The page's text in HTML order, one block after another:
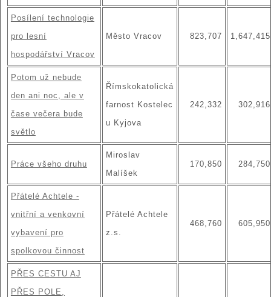
Posílení technologie
pro lesní
hospodářství Vracov
Město Vracov 823,707 1,647,415
Potom už nebude
den ani noc, ale v
čase večera bude
světlo
Římskokatolická
farnost Kostelec
u Kyjova
242,332 302,916
Práce všeho druhu
Miroslav
Malíšek
170,850 284,750
Přátelé Achtele -
vnitřní a venkovní
vybavení pro
spolkovou činnost
Přátelé Achtele
z.s.
468,760 605,950
PŘES CESTU AJ
PŘES POLE,